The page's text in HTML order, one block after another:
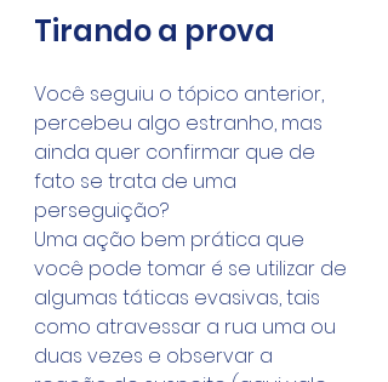
Tirando a prova
Você seguiu o tópico anterior,
percebeu algo estranho, mas
ainda quer confirmar que de
fato se trata de uma
perseguição?
Uma ação bem prática que
você pode tomar é se utilizar de
algumas táticas evasivas, tais
como atravessar a rua uma ou
duas vezes e observar a